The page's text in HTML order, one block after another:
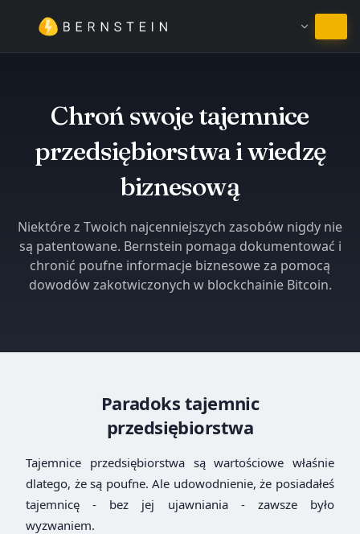
Pozostań w języku Polski
Chroń swoje tajemnice
przedsiębiorstwa i wiedzę
biznesową
Niektóre z Twoich najcenniejszych zasobów nigdy nie
są patentowane. Bernstein pomaga dokumentować i
chronić poufne informacje biznesowe za pomocą
dowodów zakotwiczonych w blockchainie Bitcoin.
Paradoks tajemnic
przedsiębiorstwa
Tajemnice przedsiębiorstwa są wartościowe właśnie
dlatego, że są poufne. Ale udowodnienie, że posiadałeś
tajemnicę - bez jej ujawniania - zawsze było
wyzwaniem.